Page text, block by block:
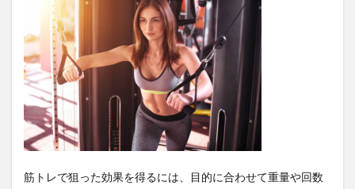
筋トレで狙った効果を得るには、目的に合わせて重量や回数